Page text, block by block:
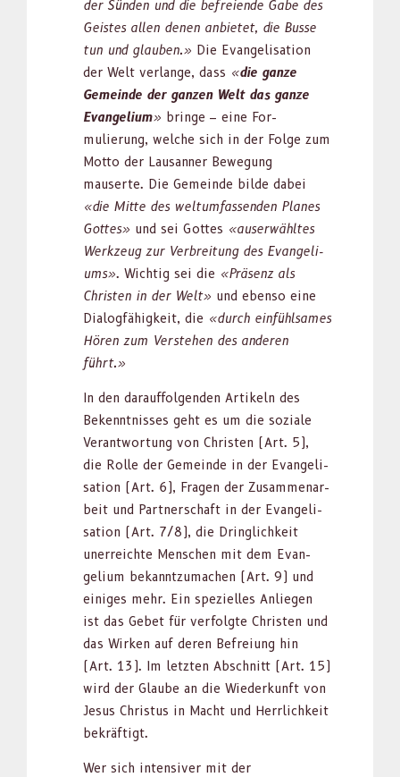
der Sün­den und die befreiende Gabe des
Geistes allen denen anbi­etet, die Busse
tun und glauben.» Die Evan­ge­li­sa­tion
der Welt ver­lange, dass «die ganze
Gemeinde der ganzen Welt das ganze
Evan­geli­um» bringe – eine For­
mulierung, welche sich in der Folge zum
Mot­to der Lau­san­ner Bewe­gung
mauserte. Die Gemeinde bilde dabei
«die Mitte des wel­tum­fassenden Planes
Gottes» und sei Gottes «auser­wähltes
Werkzeug zur Ver­bre­itung des Evan­geli­
ums». Wichtig sei die «Präsenz als
Chris­ten in der Welt» und eben­so eine
Dialogfähigkeit, die «durch ein­fühlsames
Hören zum Ver­ste­hen des anderen
führt.»
In den darauf­fol­gen­den Artikeln des
Beken­nt­niss­es geht es um die soziale
Ver­ant­wor­tung von Chris­ten (Art. 5),
die Rolle der Gemeinde in der Evan­ge­li­
sa­tion (Art. 6), Fra­gen der Zusam­me­nar­
beit und Part­ner­schaft in der Evan­ge­li­
sa­tion (Art. 7/8), die Dringlichkeit
unerr­e­ichte Men­schen mit dem Evan­
geli­um bekan­ntzu­machen (Art. 9) und
einiges mehr. Ein spezielles Anliegen
ist das Gebet für ver­fol­gte Chris­ten und
das Wirken auf deren Befreiung hin
(Art. 13). Im let­zten Abschnitt (Art. 15)
wird der Glaube an die Wiederkun­ft von
Jesus Chris­tus in Macht und Her­rlichkeit
bekräftigt.
Wer sich inten­siv­er mit der